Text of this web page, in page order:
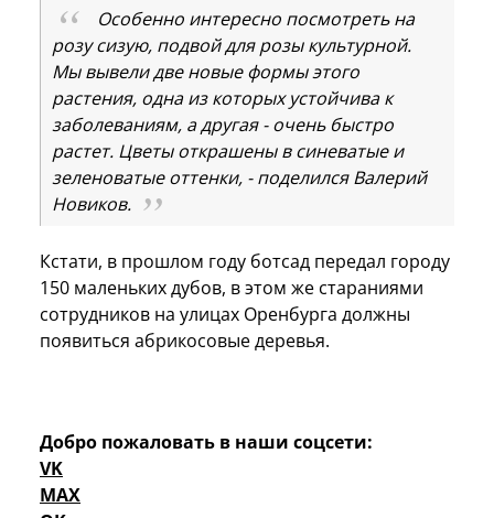
Особенно интересно посмотреть на
розу сизую, подвой для розы культурной.
Мы вывели две новые формы этого
растения, одна из которых устойчива к
заболеваниям, а другая - очень быстро
растет. Цветы открашены в синеватые и
зеленоватые оттенки, - поделился Валерий
Новиков.
Кстати, в прошлом году ботсад передал городу
150 маленьких дубов, в этом же стараниями
сотрудников на улицах Оренбурга должны
появиться абрикосовые деревья.
Добро пожаловать в наши соцсети:
VK
MAX